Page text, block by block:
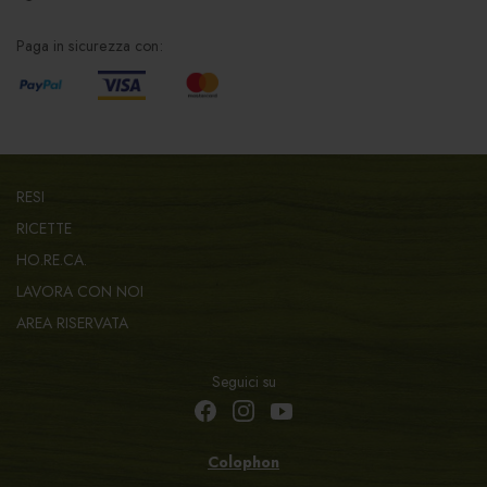
Paga in sicurezza con:
RESI
RICETTE
HO.RE.CA.
LAVORA CON NOI
AREA RISERVATA
Seguici su
Colophon